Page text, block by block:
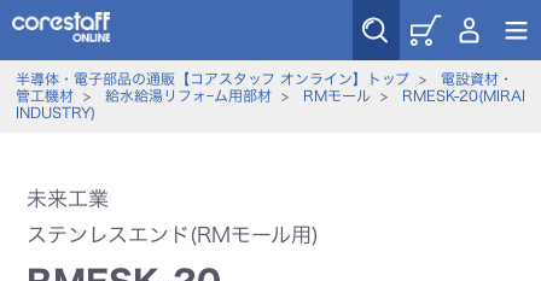
半導体・電子部品の通販【コアスタッフ オンライン】トップ> 電設資材・
管工機材> 給水給湯リフォｰム用部材> RMモール>
RMESK-20(MIRAI
INDUSTRY)
未来工業
ステンレスエンド(RMモール用)